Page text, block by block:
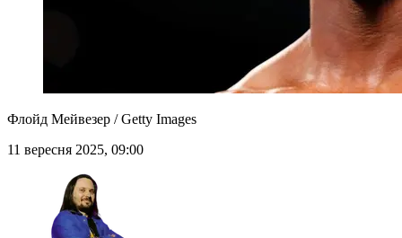
Флойд Мейвезер / Getty Images
11 вересня 2025, 09:00